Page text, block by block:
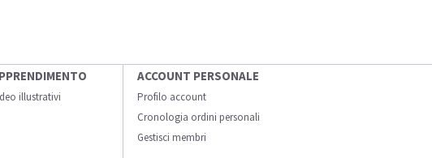
illustrativi
ACCOUNT PERSONALE
Profilo account
Cronologia ordini personali
Gestisci membri